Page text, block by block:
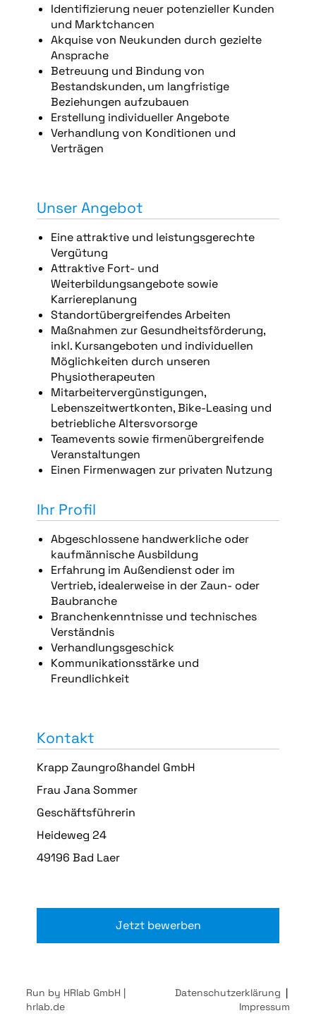
Identifizierung neuer potenzieller Kunden
und Marktchancen
Akquise von Neukunden durch gezielte
Ansprache
Betreuung und Bindung von
Bestandskunden, um langfristige
Beziehungen aufzubauen
Erstellung individueller Angebote
Verhandlung von Konditionen und
Verträgen
Unser Angebot
Eine attraktive und leistungsgerechte
Vergütung
Attraktive Fort- und
Weiterbildungsangebote sowie
Karriereplanung
Standortübergreifendes Arbeiten
Maßnahmen zur Gesundheitsförderung,
inkl. Kursangeboten und individuellen
Möglichkeiten durch unseren
Physiotherapeuten
Mitarbeitervergünstigungen,
Lebenszeitwertkonten, Bike-Leasing und
betriebliche Altersvorsorge
Teamevents sowie firmenübergreifende
Veranstaltungen
Einen Firmenwagen zur privaten Nutzung
Ihr Profil
Abgeschlossene handwerkliche oder
kaufmännische Ausbildung
Erfahrung im Außendienst oder im
Vertrieb, idealerweise in der Zaun- oder
Baubranche
Branchenkenntnisse und technisches
Verständnis
Verhandlungsgeschick
Kommunikationsstärke und
Freundlichkeit
Kontakt
Krapp Zaungroßhandel GmbH
Frau Jana Sommer
Geschäftsführerin
Heideweg 24
49196 Bad Laer
Jetzt bewerben
Run by HRlab GmbH |
hrlab.de
Datenschutzerklärung |
Impressum